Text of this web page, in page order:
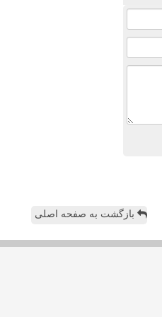
بازگشت به صفحه اصلی